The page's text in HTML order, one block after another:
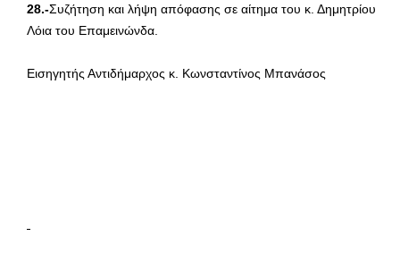
28.-Συζήτηση και λήψη απόφασης σε αίτημα του κ. Δημητρίου
Λόια του Επαμεινώνδα.
Εισηγητής Αντιδήμαρχος κ. Κωνσταντίνος Μπανάσος